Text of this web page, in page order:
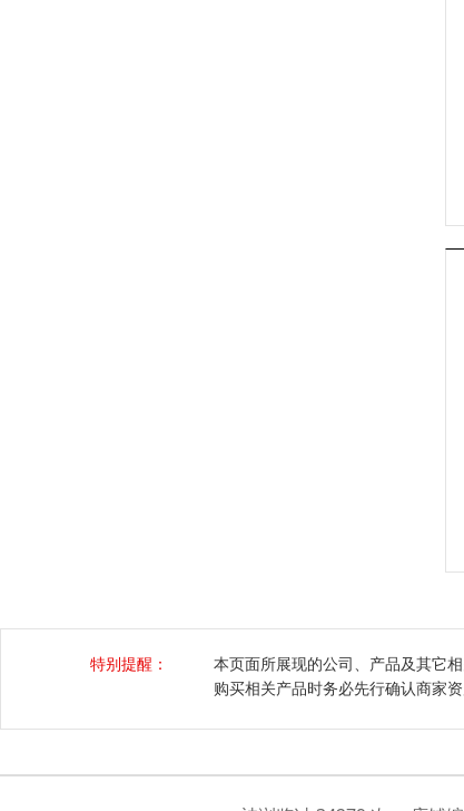
特别提醒：
本页面所展现的公司、产品及其它
购买相关产品时务必先行确认商家